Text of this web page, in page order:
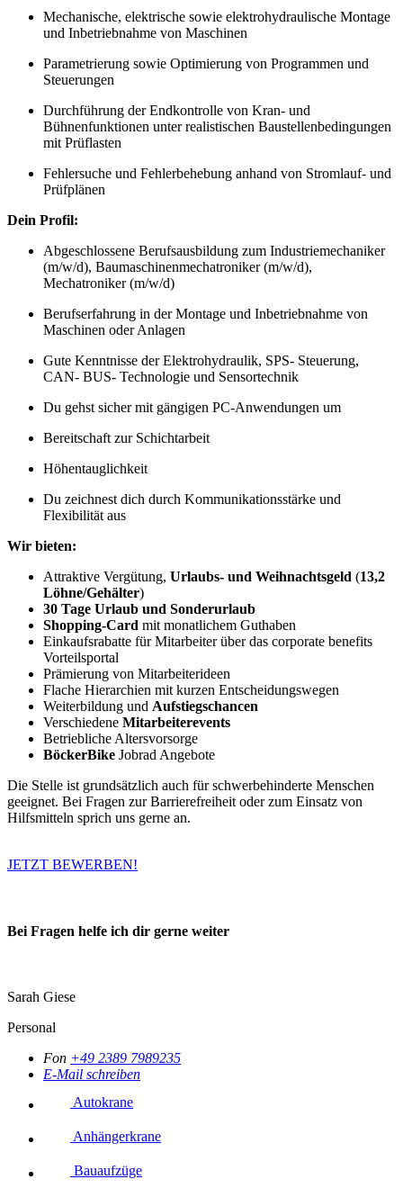
Mechanische, elektrische sowie elektrohydraulische Montage
und Inbetriebnahme von Maschinen
Parametrierung sowie Optimierung von Programmen und
Steuerungen
Durchführung der Endkontrolle von Kran- und
Bühnenfunktionen unter realistischen Baustellenbedingungen
mit Prüflasten
Fehlersuche und Fehlerbehebung anhand von Stromlauf- und
Prüfplänen
Dein Profil:
Abgeschlossene Berufsausbildung zum Industriemechaniker
(m/w/d), Baumaschinenmechatroniker (m/w/d),
Mechatroniker (m/w/d)
Berufserfahrung in der Montage und Inbetriebnahme von
Maschinen oder Anlagen
Gute Kenntnisse der Elektrohydraulik, SPS- Steuerung,
CAN- BUS- Technologie und Sensortechnik
Du gehst sicher mit gängigen PC-Anwendungen um
Bereitschaft zur Schichtarbeit
Höhentauglichkeit
Du zeichnest dich durch Kommunikationsstärke und
Flexibilität aus
Wir bieten:
Attraktive Vergütung, Urlaubs- und Weihnachtsgeld (13,2
Löhne/Gehälter)
30 Tage Urlaub und Sonderurlaub
Shopping-Card mit monatlichem Guthaben
Einkaufsrabatte für Mitarbeiter über das corporate benefits
Vorteilsportal
Prämierung von Mitarbeiterideen
Flache Hierarchien mit kurzen Entscheidungswegen
Weiterbildung und Aufstiegschancen
Verschiedene Mitarbeiterevents
Betriebliche Altersvorsorge
BöckerBike Jobrad Angebote
Die Stelle ist grundsätzlich auch für schwerbehinderte Menschen
geeignet. Bei Fragen zur Barrierefreiheit oder zum Einsatz von
Hilfsmitteln sprich uns gerne an.
JETZT BEWERBEN!
Bei Fragen helfe ich dir gerne weiter
Sarah Giese
Personal
Fon +49 2389 7989235
E-Mail schreiben
Autokrane
Anhängerkrane
Bauaufzüge